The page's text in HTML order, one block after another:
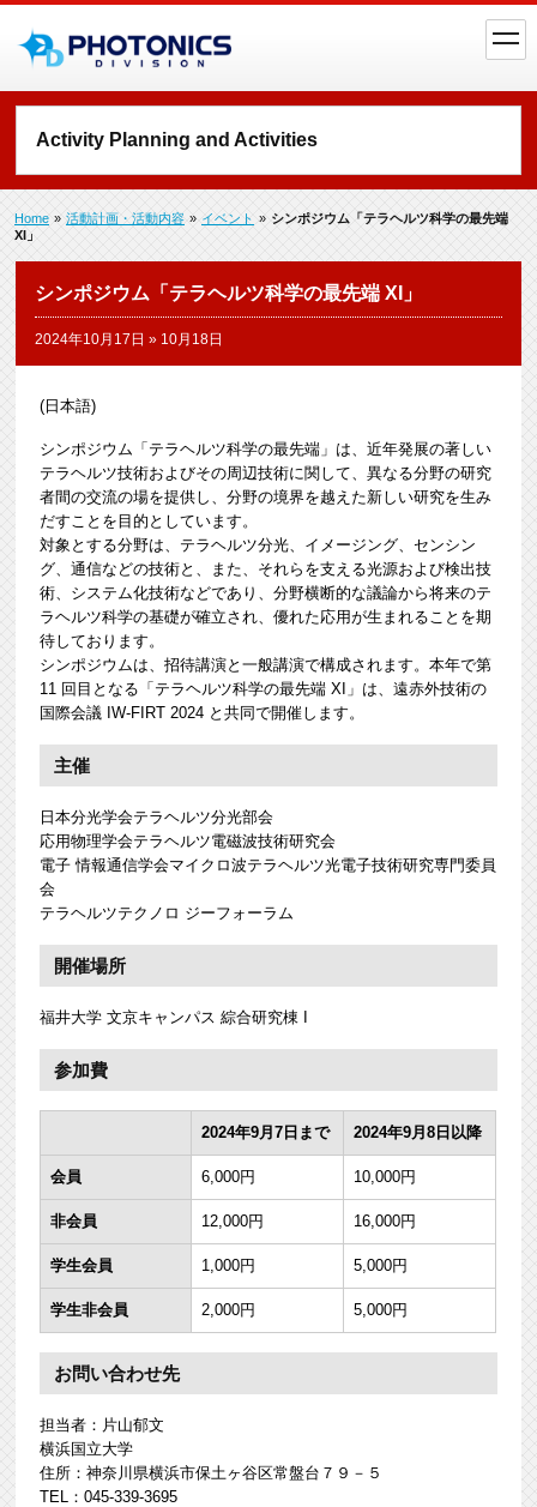
Activity Planning and Activities
Home » 活動計画・活動内容 » イベント » シンポジウム「テラヘルツ科学の最先端
XI」
シンポジウム「テラヘルツ科学の最先端 XI」
2024年10月17日» 10月18日
(日本語)
シンポジウム「テラヘルツ科学の最先端」は、近年発展の著しい
テラヘルツ技術およびその周辺技術に関して、異なる分野の研究
者間の交流の場を提供し、分野の境界を越えた新しい研究を生み
だすことを目的としています。
対象とする分野は、テラヘルツ分光、イメージング、センシン
グ、通信などの技術と、また、それらを支える光源および検出技
術、システム化技術などであり、分野横断的な議論から将来のテ
ラヘルツ科学の基礎が確立され、優れた応用が生まれることを期
待しております。
シンポジウムは、招待講演と一般講演で構成されます。本年で第
11 回目となる「テラヘルツ科学の最先端 XI」は、遠赤外技術の
国際会議 IW-FIRT 2024 と共同で開催します。
主催
日本分光学会テラヘルツ分光部会
応用物理学会テラヘルツ電磁波技術研究会
電子 情報通信学会マイクロ波テラヘルツ光電子技術研究専門委員
会
テラヘルツテクノロ ジーフォーラム
開催場所
福井大学 文京キャンパス 綜合研究棟 I
参加費
2024年9月7日まで 2024年9月8日以降
会員 6,000円 10,000円
非会員 12,000円 16,000円
学生会員 1,000円 5,000円
学生非会員 2,000円 5,000円
お問い合わせ先
担当者：片山郁文
横浜国立大学
住所：神奈川県横浜市保土ヶ谷区常盤台７９－５
TEL：045-339-3695